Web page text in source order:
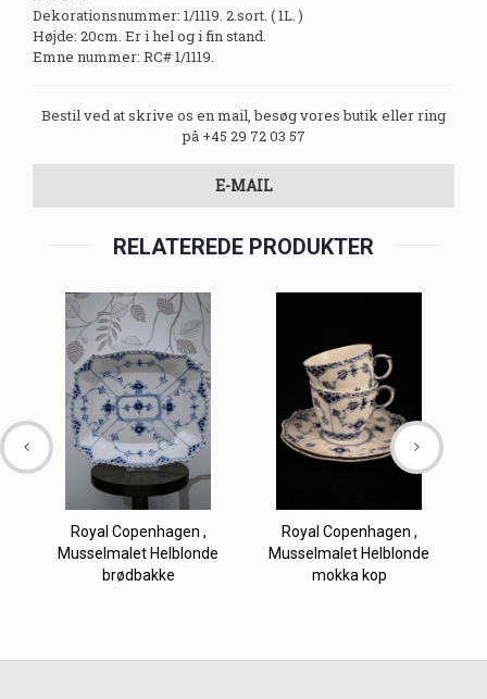
Dekorationsnummer: 1/1119. 2.sort. ( 1L. )
Højde: 20cm. Er i hel og i fin stand.
Emne nummer: RC# 1/1119.
Bestil ved at skrive os en mail, besøg vores butik eller ring
på +45 29 72 03 57
E-MAIL
RELATEREDE PRODUKTER
Royal Copenhagen ,
Musselmalet Helblonde
brødbakke
Royal Copenhagen ,
Musselmalet Helblonde
mokka kop